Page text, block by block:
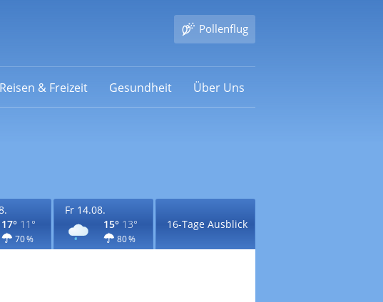
Pollenflug
Reisen & Freizeit Gesundheit Über Uns
17° 11°
70 %
Fr 14.08.
15° 13°
80 %
16-Tage Ausblick